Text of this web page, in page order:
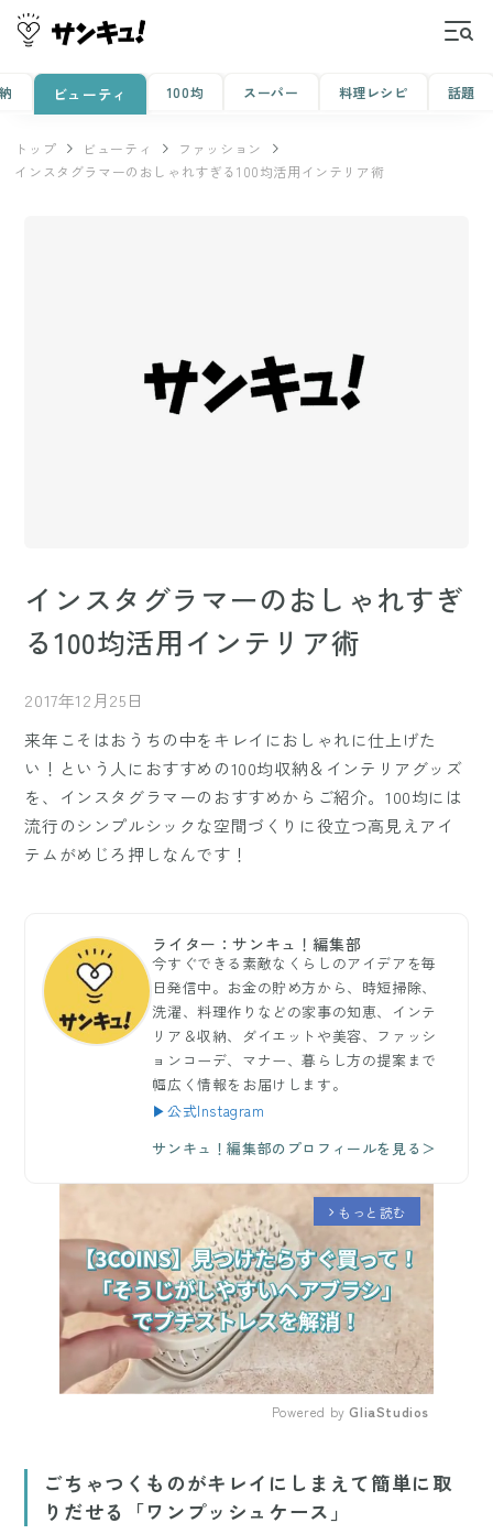
ビューティ 100均 スーパー 料理レシピ 話題
トップ ビューティ
ファッション
インスタグラマーのおしゃれすぎる100均活用インテリア術
インスタグラマーのおしゃれすぎ
る100均活用インテリア術
2017年12月25日
来年こそはおうちの中をキレイにおしゃれに仕上げた
い！という人におすすめの100均収納＆インテリアグッズ
を、インスタグラマーのおすすめからご紹介。100均には
流行のシンプルシックな空間づくりに役立つ高見えアイ
テムがめじろ押しなんです！
ライター：サンキュ！編集部
今すぐできる素敵なくらしのアイデアを毎
日発信中。お金の貯め方から、時短掃除、
洗濯、料理作りなどの家事の知恵、インテ
リア＆収納、ダイエットや美容、ファッシ
ョンコーデ、マナー、暮らし方の提案まで
幅広く情報をお届けします。
▶公式Instagram
サンキュ！編集部のプロフィールを見る＞
arrow_forward_ios もっと読む
Powered by GliaStudios
ごちゃつくものがキレイにしまえて簡単に取
りだせる「ワンプッシュケース」